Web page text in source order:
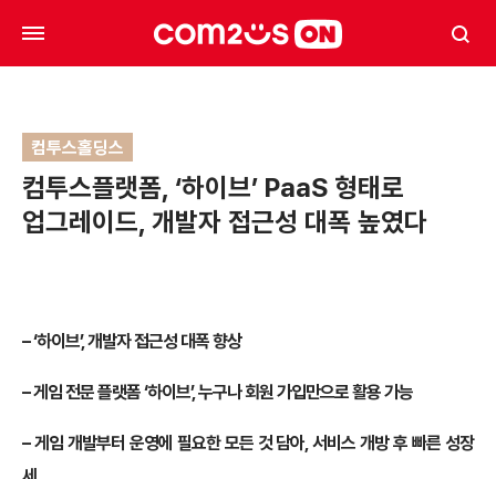
컴투스홀딩스
컴투스플랫폼, ‘하이브’ PaaS 형태로
업그레이드, 개발자 접근성 대폭 높였다
– ‘하이브’, 개발자 접근성 대폭 향상
– 게임 전문 플랫폼 ‘하이브’, 누구나 회원 가입만으로 활용 가능
– 게임 개발부터 운영에 필요한 모든 것 담아, 서비스 개방 후 빠른 성장